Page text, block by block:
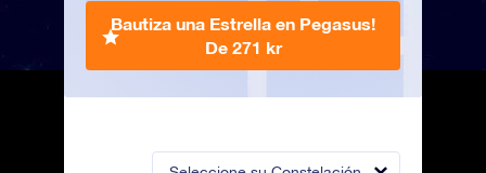
Bautiza una Estrella en Pegasus!
De 271 kr